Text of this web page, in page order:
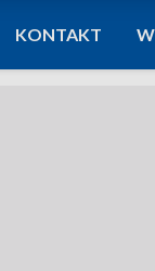
KONTAKT